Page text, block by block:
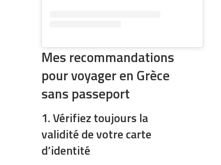
Mes recommandations
pour voyager en Grèce
sans passeport
1. Vérifiez toujours la
validité de votre carte
d’identité